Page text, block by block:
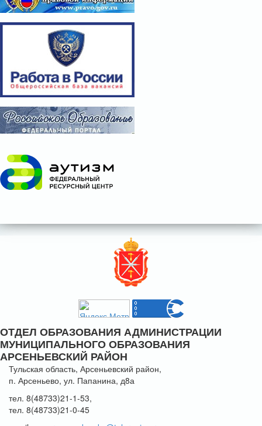
ОТДЕЛ ОБРАЗОВАНИЯ АДМИНИСТРАЦИИ
МУНИЦИПАЛЬНОГО ОБРАЗОВАНИЯ
АРСЕНЬЕВСКИЙ РАЙОН
Тульская область, Арсеньевский район,
п. Арсеньево, ул. Папанина, д8а
тел. 8(48733)21-1-53,
тел. 8(48733)21-0-45